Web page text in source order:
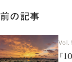
前の記事
Vol.
「